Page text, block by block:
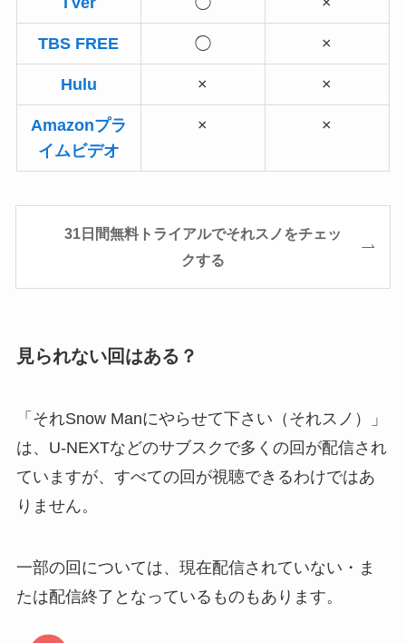
TBS FREE ◯ ×
Hulu × ×
Amazonプラ
イムビデオ
× ×
31日間無料トライアルでそれスノをチェッ
クする
見られない回はある？
「それSnow Manにやらせて下さい（それスノ）」
は、U-NEXTなどのサブスクで多くの回が配信され
ていますが、すべての回が視聴できるわけではあ
りません。
一部の回については、現在配信されていない・ま
たは配信終了となっているものもあります。